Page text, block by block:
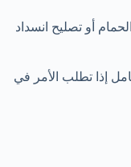
أو تصليح انسداد
إذا تطلب الأمر في